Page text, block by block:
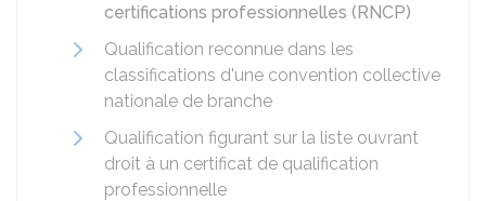
certifications professionnelles (RNCP)
Qualification reconnue dans les
classifications d'une convention collective
nationale de branche
Qualification figurant sur la liste ouvrant
droit à un certificat de qualification
professionnelle